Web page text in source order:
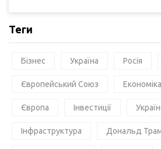
Теги
Бізнес Україна Росія
Європейський Союз Економіка
Європа Інвестиції
Інфраструктура Дональд